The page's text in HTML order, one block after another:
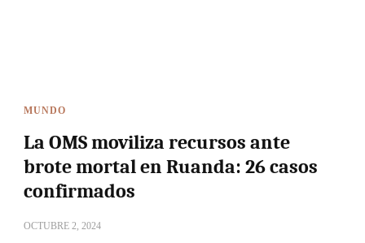
MUNDO
La OMS moviliza recursos ante
brote mortal en Ruanda: 26 casos
confirmados
OCTUBRE 2, 2024